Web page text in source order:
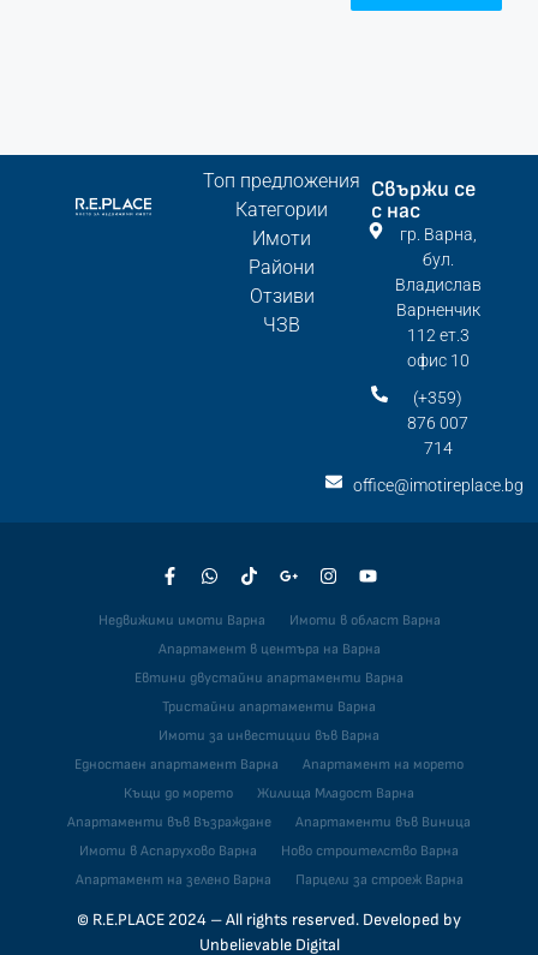
Топ предложения
Категории
Имоти
Райони
Отзиви
ЧЗВ
Свържи се
с нас
гр. Варна,
бул.
Владислав
Варненчик
112 ет.3
офис 10
(+359)
876 007
714
office@imotireplace.bg
© R.E.PLACE 2024 – All rights reserved. Developed by
Unbelievable Digital
Недвижими имоти Варна
Имоти в област Варна
Апартамент в центъра на Варна
Евтини двустайни апартаменти Варна
Тристайни апартаменти Варна
Имоти за инвестиции във Варна
Едностаен апартамент Варна
Апартамент на морето
Къщи до морето
Жилища Младост Варна
Апартаменти във Възраждане
Апартаменти във Виница
Имоти в Аспарухово Варна
Ново строителство Варна
Апартамент на зелено Варна
Парцели за строеж Варна